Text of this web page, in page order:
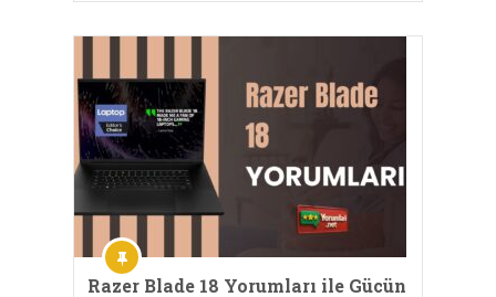
Razer Blade 18 Yorumları ile Gücün